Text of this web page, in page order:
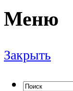
Меню
Закрыть